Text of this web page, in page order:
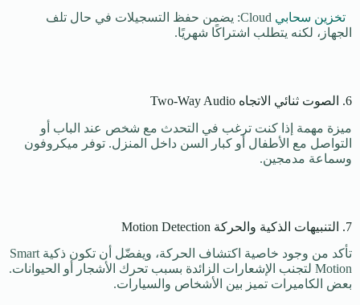
تخزين سحابي
Cloud: يضمن حفظ التسجيلات في حال تلف
الجهاز، لكنه يتطلب اشتراكًا شهريًا.
6. الصوت ثنائي الاتجاه Two-Way Audio
ميزة مهمة إذا كنت ترغب في التحدث مع شخص عند الباب أو
التواصل مع الأطفال أو كبار السن داخل المنزل. توفر ميكروفون
وسماعة مدمجين.
7. التنبيهات الذكية والحركة Motion Detection
تأكد من وجود خاصية اكتشاف الحركة، ويفضّل أن تكون ذكية Smart
Motion لتجنب الإشعارات الزائدة بسبب تحرك الأشجار أو الحيوانات.
بعض الكاميرات تميز بين الأشخاص والسيارات.